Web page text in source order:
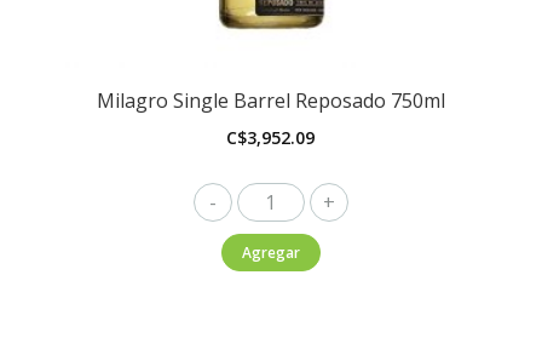
Milagro Single Barrel Reposado 750ml
C$3,952.09
Milagro
Single
Barrel
Agregar